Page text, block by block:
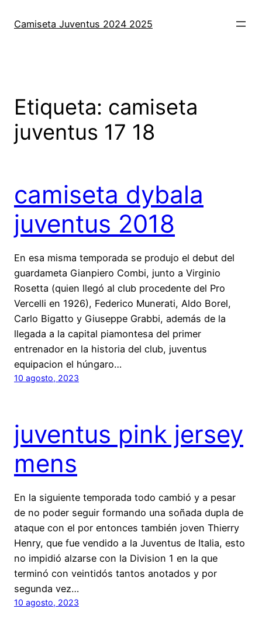
Camiseta Juventus 2024 2025
Etiqueta: camiseta
juventus 17 18
camiseta dybala
juventus 2018
En esa misma temporada se produjo el debut del
guardameta Gianpiero Combi, junto a Virginio
Rosetta (quien llegó al club procedente del Pro
Vercelli en 1926), Federico Munerati, Aldo Borel,
Carlo Bigatto y Giuseppe Grabbi, además de la
llegada a la capital piamontesa del primer
entrenador en la historia del club, juventus
equipacion el húngaro…
10 agosto, 2023
juventus pink jersey
mens
En la siguiente temporada todo cambió y a pesar
de no poder seguir formando una soñada dupla de
ataque con el por entonces también joven Thierry
Henry, que fue vendido a la Juventus de Italia, esto
no impidió alzarse con la Division 1 en la que
terminó con veintidós tantos anotados y por
segunda vez…
10 agosto, 2023